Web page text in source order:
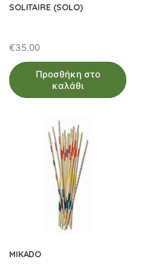
SOLITAIRE (SOLO)
€35.00
Προσθήκη στο
καλάθι
MIKADO